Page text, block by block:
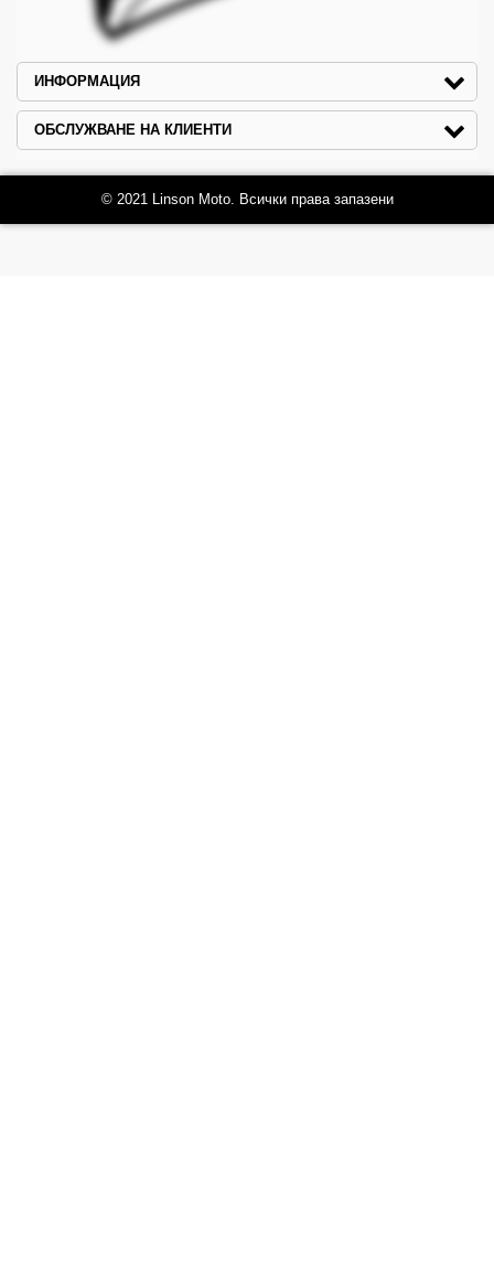
ИНФОРМАЦИЯ
ОБСЛУЖВАНЕ НА КЛИЕНТИ
© 2021 Linson Moto. Всички права запазени